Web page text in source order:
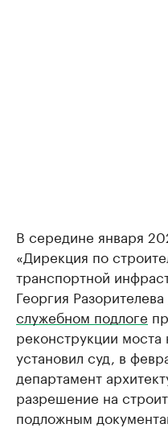
В середине января
«Дирекция по
транспортной
Георгия Разорителева
служебном подлоге
реконструкции
установил суд, в
департамент
разрешение на
подложным